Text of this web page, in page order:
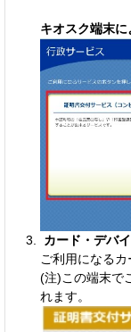
キオスク端末に
カード・デバ
ご利用になるカ
(注)この端末で
れます。